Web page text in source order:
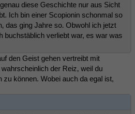
diese Geschichte nur aus Sicht
Ich bin einer Scopionin schonmal so
das ging Jahre so. Obwohl ich jetzt
buchstäblich verliebt war, es war was
den Geist gehen vertreibt mit
der Reiz, weil du
können. Wobei auch da egal ist,